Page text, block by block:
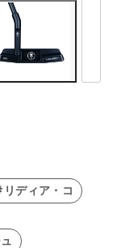
リディア・コ